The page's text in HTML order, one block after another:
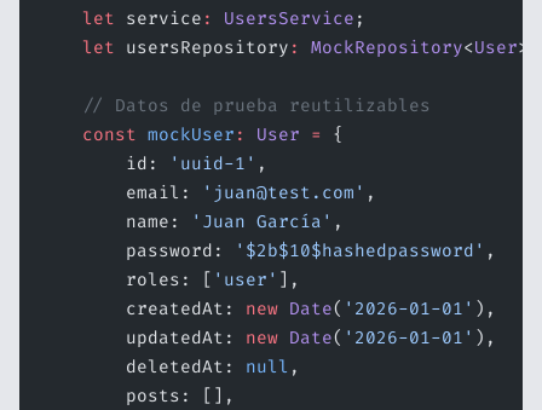
    let
service : UsersService ;
    let
usersRepository : MockRepository<User>;
    // Datos de prueba reutilizables
    const
mockUser : User =
{
        id:
'uuid-1' ,
        email:
'juan@test.com' ,
        name:
'Juan García' ,
        password:
'$2b$10$hashedpassword' ,
        roles: [
'user' ],
        createdAt:
new Date( '2026-01-01' ),
        updatedAt:
new Date( '2026-01-01' ),
        deletedAt:
null ,
        posts: [],